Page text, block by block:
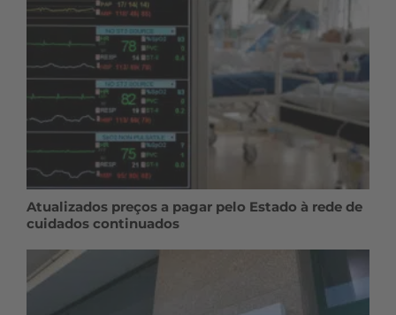
Atualizados preços a pagar pelo Estado à rede de
cuidados continuados